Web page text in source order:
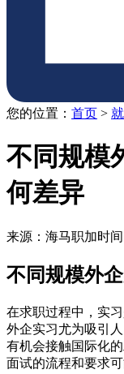
您的位置： 首页 >
不同规模
何差异
来源：海马职加时
不同规模外
在求职过程中，实
外企实习尤为吸引
有机会接触国际化
面试的流程和要求可